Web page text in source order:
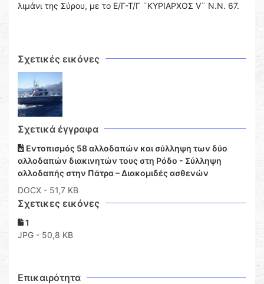
λιμάνι της Σύρου, με το Ε/Γ-Τ/Γ ¨ΚΥΡΙΑΡΧΟΣ V¨ Ν.Ν. 67.
Σχετικές εικόνες
Σχετικά έγγραφα
Εντοπισμός 58 αλλοδαπών και σύλληψη των δύο
αλλοδαπών διακινητών τους στη Ρόδο - Σύλληψη
αλλοδαπής στην Πάτρα – Διακομιδές ασθενών
DOCX - 51,7 KB
Σχετικες εικόνες
1
JPG - 50,8 KB
Επικαιρότητα